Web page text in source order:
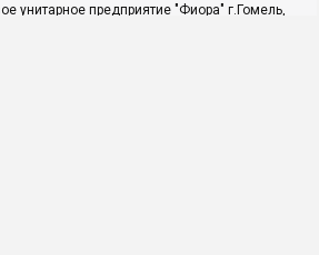
унитарное предприятие "Фиора" г.Гомель,